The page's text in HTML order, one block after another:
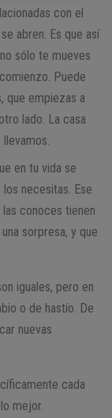
con el
abren. Es que así
sólo te mueves
Puede
que empiezas a
lado. La casa
en tu vida se
necesitas. Ese
conoces tienen
sorpresa, y que
iguales, pero en
o de hastío. De
nuevas
cada
mejor.